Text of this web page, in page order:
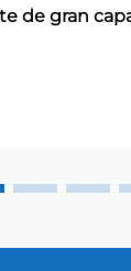
de gran